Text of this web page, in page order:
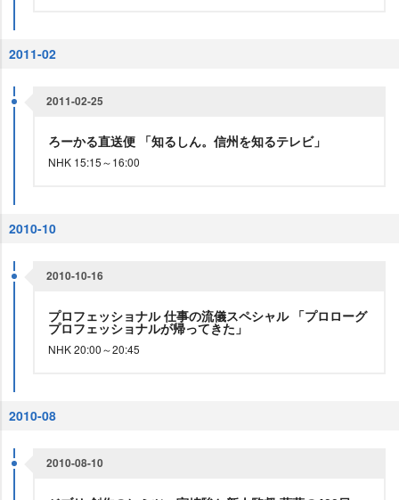
2011-02
2011-02-25
ろーかる直送便 「知るしん。信州を知るテレビ」
NHK 15:15～16:00
2010-10
2010-10-16
プロフェッショナル 仕事の流儀スペシャル 「プロローグ
プロフェッショナルが帰ってきた」
NHK 20:00～20:45
2010-08
2010-08-10